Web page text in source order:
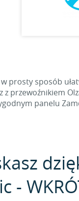
w prosty sposób
z przewoźnikiem
panelu
-